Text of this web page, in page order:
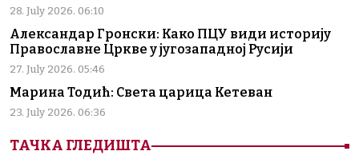
28. July 2026. 06:10
Александар Гронски: Како ПЦУ види историју
Православне Цркве у југозападној Русији
27. July 2026. 05:46
Марина Тодић: Света царица Кетеван
23. July 2026. 06:36
ТАЧКА ГЛЕДИШТА